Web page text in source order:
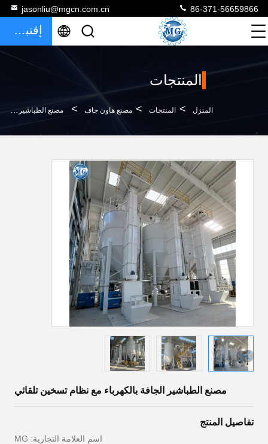
jasonliu@mgcn.com.cn 86-371-56659866
إقتباس
المنتجات
المنزل > المنتجات > مصنع هاون جاف > مصنع الطباشير الجافة بالكهرباء مع نظام تسخين تلقائي
مصنع الطباشير الجافة بالكهرباء مع نظام تسخين تلقائي
تفاصيل المنتج
اسم العلامة التجارية: MG